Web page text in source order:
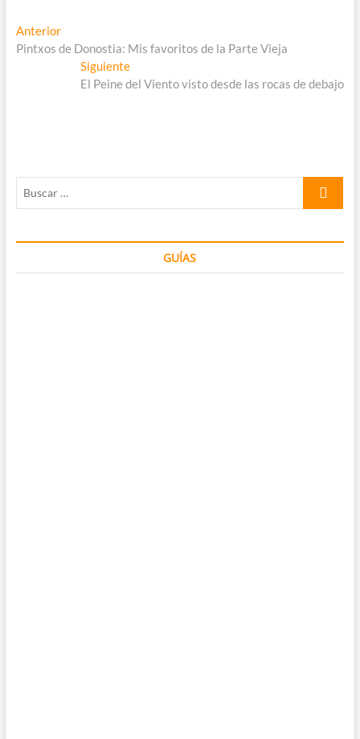
Navegación
de
entradas
AnteriorEntrada
anterior:
Pintxos de Donostia: Mis favoritos de la Parte Vieja
SiguienteEntrada
siguiente:
El Peine del Viento visto desde las rocas de debajo
Buscar
GUÍAS